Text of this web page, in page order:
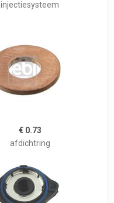
injectiesysteem
€ 0.73
afdichtring